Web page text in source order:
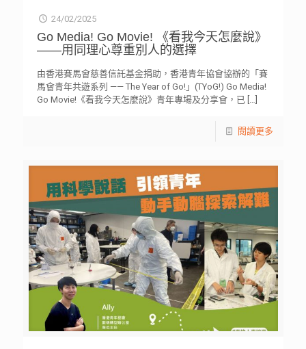
24/02/2025
Go Media! Go Movie! 《看我今天怎麼說》
——用同理心尊重別人的選擇
由香港賽馬會慈善信託基金捐助，香港青年協會協辦的「賽
馬會青年共遊系列 —— The Year of Go!」(TYoG!) Go Media!
Go Movie!《看我今天怎麼說》青年專場及分享會，已[…]
閱讀更多